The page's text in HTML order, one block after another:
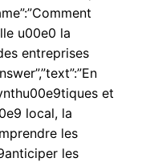
u00e0 la
entreprises
et
local, la
les
les